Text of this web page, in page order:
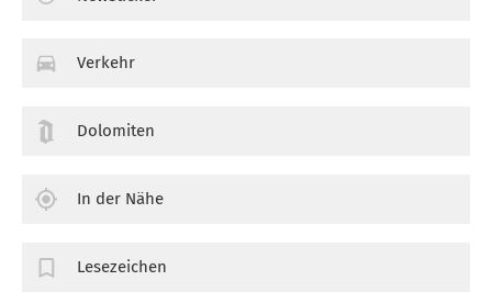
Verkehr
Dolomiten
In der Nähe
Lesezeichen